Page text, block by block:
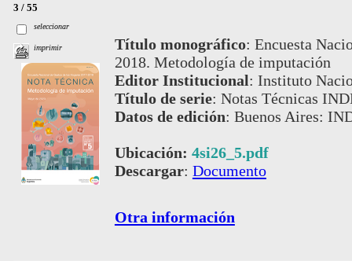
3 / 55
seleccionar
imprimir Título monográfico: Encuesta
2018. Metodología de imputación
Editor Institucional: Instituto
Título de serie: Notas Técnicas
Datos de edición: Buenos Aires:
Ubicación: 4si26_5.pdf
Descargar: Documento
Otra información